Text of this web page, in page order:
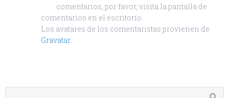
comentarios, por favor, visita la pantalla de
comentarios en el escritorio.
Los avatares de los comentaristas provienen de
Gravatar.